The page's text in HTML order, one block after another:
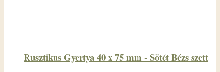
Rusztikus Gyertya 40 x 75 mm - Sötét Bézs szett